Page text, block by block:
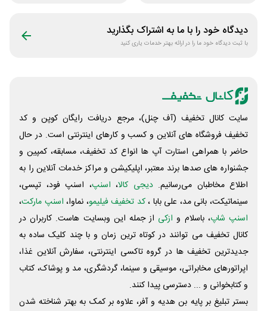
دیدگاه خود را با ما به اشتراک بگذارید
با ثبت دیدگاه خود ما را در ارائه بهتر خدمات یاری کنید
سایت کانال تخفیف (آف چنل)، مرجع دریافت رایگان کوپن و کد
تخفیف فروشگاه های آنلاین و کسب و‌ کارهای اینترنتی است. در حال
حاضر با همراهی استارت آپ ها انواع کد تخفیف، مسابقه، کمپین و
جشنواره های صدها برند معتبر، اپلیکیشن و مراکز خدمات آنلاین را به
اطلاع مخاطبان می‌رسانیم. دیجی کالا، اسنپ، اسنپ فود، تپسی،
سینماتیکت، بانی مد، علی‌ بابا ،کد تخفیف فیلیمو، نماوا، اسنپ مارکت،
اسنپ شاپ، باسلام و ازکی از جمله این وبسایت ‌هاست. کاربران در
کانال تخفیف می توانند در کوتاه ترین زمان و با چند کلیک ساده به
جدیدترین تخفیف ها در گروه تاکسی اینترنتی، سفارش آنلاین غذا،
اپراتورهای مخابراتی، موسیقی و سینما، گردشگری، مد و پوشاک، کتاب
و کتابخوانی و ... دسترسی پیدا کنند.
بستر تبلیغ بر پایه بن هدیه و آفر، علاوه بر کمک به بهتر شناخته شدن